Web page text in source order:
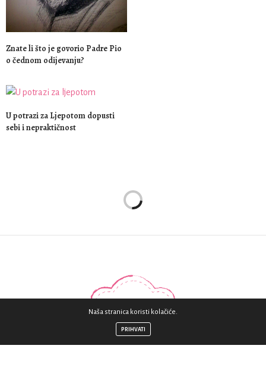
Znate li što je govorio Padre Pio
o čednom odijevanju?
U potrazi za Ljepotom dopusti
sebi i nepraktičnost
Naša stranica koristi kolačiće.
PRIHVATI